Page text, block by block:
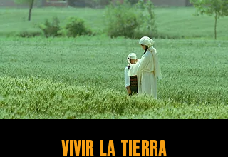
VIVIR LA TIERRA